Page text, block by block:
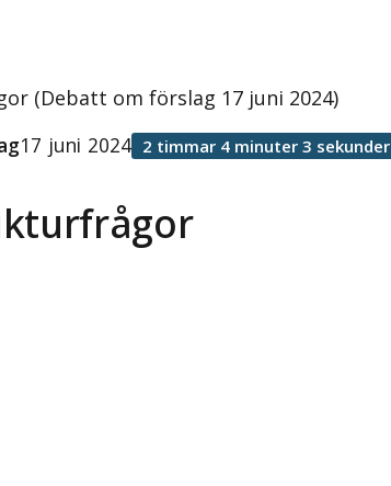
(Debatt om förslag 17 juni 2024)
17 juni 2024 2 timmar 4 minuter 3 sekunder